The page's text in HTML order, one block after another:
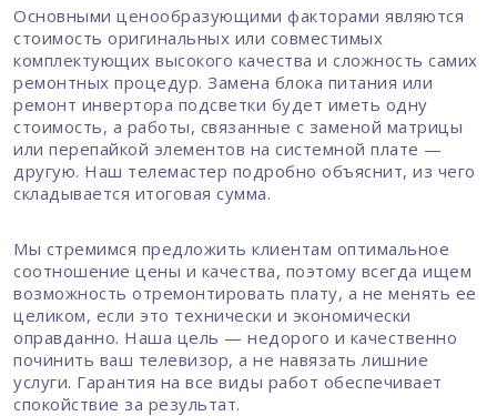
Основными ценообразующими факторами являются
стоимость оригинальных или совместимых
комплектующих высокого качества и сложность самих
ремонтных процедур. Замена блока питания или
ремонт инвертора подсветки будет иметь одну
стоимость, а работы, связанные с заменой матрицы
или перепайкой элементов на системной плате —
другую. Наш телемастер подробно объяснит, из чего
складывается итоговая сумма.
Мы стремимся предложить клиентам оптимальное
соотношение цены и качества, поэтому всегда ищем
возможность отремонтировать плату, а не менять ее
целиком, если это технически и экономически
оправданно. Наша цель — недорого и качественно
починить ваш телевизор, а не навязать лишние
услуги. Гарантия на все виды работ обеспечивает
спокойствие за результат.